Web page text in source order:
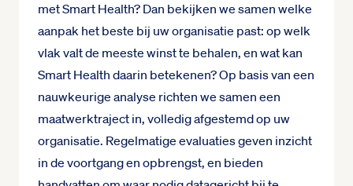
met Smart Health? Dan bekijken we samen welke
aanpak het beste bij uw organisatie past: op welk
vlak valt de meeste winst te behalen, en wat kan
Smart Health daarin betekenen? Op basis van een
nauwkeurige analyse richten we samen een
maatwerktraject in, volledig afgestemd op uw
organisatie. Regelmatige evaluaties geven inzicht
in de voortgang en opbrengst, en bieden